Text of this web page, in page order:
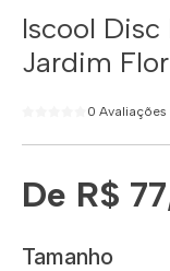
Iscool
Jardim
0 Avaliações
De R$
Tamanho